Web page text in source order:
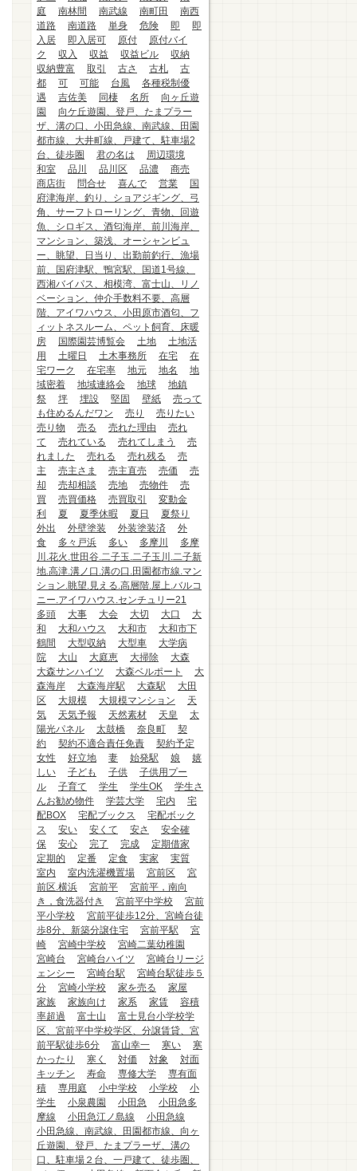
庭
南林間 南武線 南町田
南西
道路
南道路 単身 危険 即
即
入居
即入居可 原付
原付バイ
ク
収入 収益 収益ビル
収納
収納豊富
取引 古さ 古札
古
都
可 可能 台風
各種税制優
遇
吉佐美 同棲 名所
向ヶ丘遊
園
向ケ丘遊園、登戸、たまプラー
ザ、溝の口、小田急線、南武線、田園
都市線、大井町線、戸建て、駐車場2
台、徒歩圏
君の名は
周辺環境
和室
品川 品川区 品濃
商売
商店街
問合せ 喜んで 営業
国
府津海岸、釣り、ショアジギング、弓
角、サーフトローリング、青物、回遊
魚、シロギス、酒匂海岸、前川海岸、
マンション、築浅、オーシャンビュ
ー、眺望、日当り、出勤前釣行、漁場
前、国府津駅、鴨宮駅、国道1号線、
西湘バイパス、相模湾、富士山、リノ
ベーション、仲介手数料不要、高層
階、アイワハウス、小田原市酒匂、フ
ィットネスルーム、ペット飼育、床暖
房
国際園芸博覧会 土地
土地活
用
土曜日 土木事務所 在宅
在
宅ワーク
在宅率 地元 地名
地
域密着
地域連絡会 地球
地鎮
祭
坪 埋設 堅固 壁紙
売って
も住めるんだワン
売り
売りたい
売り物
売る 売れた理由
売れ
て
売れている 売れてしまう
売
れました
売れる 売れ残る
売
主
売主さま 売主直売 売価
売
却
売却相談 売地 売物件
売
買
売買価格 売買取引
変動金
利
夏 夏季休暇 夏日
夏祭り
外出
外壁塗装 外装塗装済
外
食
多々戸浜 多い 多摩川
多摩
川.花火.世田谷.二子玉.二子玉川.二子新
地.高津.溝ノ口.溝の口.田園都市線.マン
ション.眺望.見える.高層階.屋上.バルコ
ニー.アイワハウス.センチュリー21
多頭
大事 大会 大切 大口
大
和
大和ハウス 大和市
大和市下
鶴間
大型収納 大型車
大学病
院
大山 大庭恵 大掃除
大森
大森サンハイツ
大森ベルポート
大
森海岸
大森海岸駅 大森駅
大田
区
大規模 大規模マンション
天
気
天気予報 天然素材 天皇
太
陽光パネル
太鼓橋 奈良町
契
約
契約不適合責任免責
契約予定
女性
好立地 妻 始発駅 娘
嬉
しい
子ども 子供
子供用プー
ル
子育て 学生 学生OK
学生さ
んお勧め物件
学芸大学 宅内
宅
配BOX
宅配ブックス
宅配ボック
ス
安い 安くて 安さ
安全確
保
安心 完了 完成
定期借家
定期的
定番 定食 実家
実質
室内
室内洗濯機置場 宮前区
宮
前区.横浜
宮前平
宮前平，南向
き，食洗器付き
宮前平中学校
宮前
平小学校
宮前平徒歩12分、宮崎台徒
歩8分、新築分譲住宅
宮前平駅
宮
崎
宮崎中学校
宮崎二葉幼稚園
宮崎台
宮崎台ハイツ
宮崎台リージ
ェンシー
宮崎台駅
宮崎台駅徒歩５
分
宮崎小学校 家を売る
家屋
家族
家族向け 家系 家賃
容積
率超過
富士山
富士見台小学校学
区、宮前平中学校学区、分譲賃貸、宮
前平駅徒歩6分
富山幸一 寒い
寒
かったり
寒く 対価 対象
対面
キッチン
寿命 専修大学
専有面
積
専用庭 小中学校 小学校
小
学生
小泉農園 小田急
小田急多
摩線
小田急江ノ島線
小田急線
小田急線、南武線、田園都市線、向ヶ
丘遊園、登戸、たまプラーザ、溝の
口、駐車場２台、一戸建て、徒歩圏、